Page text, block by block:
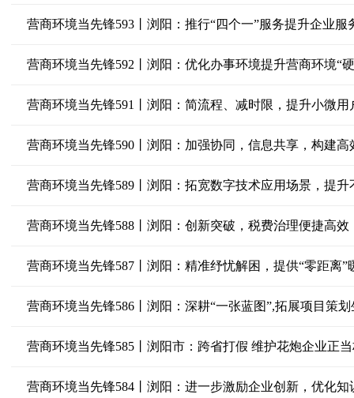
营商环境当先锋593丨浏阳：推行“四个一”服务提升企业服
营商环境当先锋592丨浏阳：优化办事环境提升营商环境“
营商环境当先锋591丨浏阳：简流程、减时限，提升小微用
营商环境当先锋590丨浏阳：加强协同，信息共享，构建
营商环境当先锋589丨浏阳：拓宽数字技术应用场景，提升
营商环境当先锋588丨浏阳：创新突破，税费治理便捷高效
营商环境当先锋587丨浏阳：精准纾忧解困，提供“零距离”
营商环境当先锋586丨浏阳：深耕“一张蓝图”,拓展项目策
营商环境当先锋585丨浏阳市：跨省打假 维护花炮企业正
营商环境当先锋584丨浏阳：进一步激励企业创新，优化知